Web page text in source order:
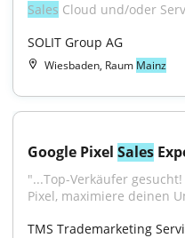
Sales Cloud und/oder
SOLIT Group AG
Wiesbaden, Raum Mainz
Google Pixel Sales
"...Top-Verkäufer
Pixel, maximiere deinen
TMS Trademarketing